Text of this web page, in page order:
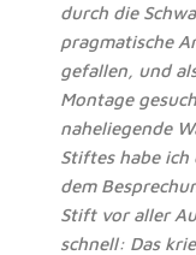
durch die
pragmatische
gefallen, und
Montage
naheliegende
Stiftes habe ich
dem
Stift vor aller
schnell: Das